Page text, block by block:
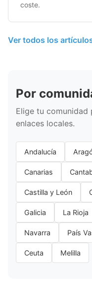
coste.
Ver todos los
Por
Elige tu comunidad
enlaces locales.
Andalucía
Canarias
Castilla y León
Galicia La Rioja
Navarra País
Ceuta Melilla